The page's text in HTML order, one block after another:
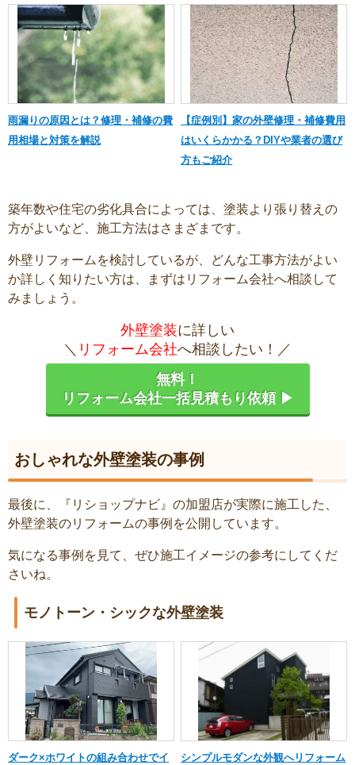
雨漏りの原因とは？修理・補修の費
用相場と対策を解説
【症例別】家の外壁修理・補修費用
はいくらかかる？DIYや業者の選び
方もご紹介
築年数や住宅の劣化具合によっては、塗装より張り替えの
方がよいなど、施工方法はさまざまです。
外壁リフォームを検討しているが、どんな工事方法がよい
か詳しく知りたい方は、まずはリフォーム会社へ相談して
みましょう。
外壁塗装に詳しい
＼ リフォーム会社へ相談したい！／
無料！
リフォーム会社一括見積もり依頼 ▶
おしゃれな外壁塗装の事例
最後に、『リショップナビ』の加盟店が実際に施工した、
外壁塗装のリフォームの事例を公開しています。
気になる事例を見て、ぜひ施工イメージの参考にしてくだ
さいね。
モノトーン・シックな外壁塗装
ダーク×ホワイトの組み合わせでイ
シンプルモダンな外観へリフォーム